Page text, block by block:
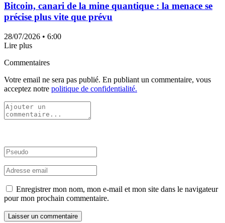
Bitcoin, canari de la mine quantique : la menace se
précise plus vite que prévu
28/07/2026 • 6:00
Lire plus
Commentaires
Votre email ne sera pas publié. En publiant un commentaire, vous
acceptez notre politique de confidentialité.
Enregistrer mon nom, mon e-mail et mon site dans le navigateur
pour mon prochain commentaire.